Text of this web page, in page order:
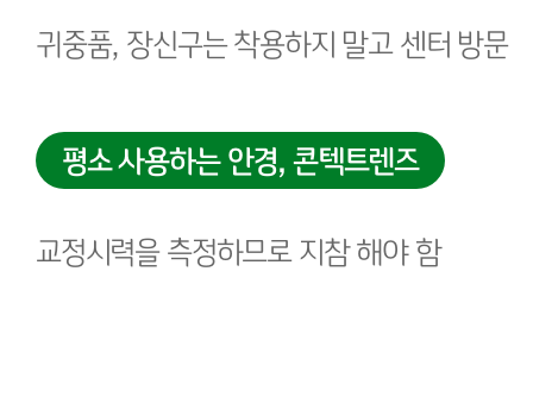
귀중품, 장신구는 착용하지 말고 센터 방문
평소 사용하는 안경, 콘텍트렌즈
교정시력을 측정하므로 지참 해야 함